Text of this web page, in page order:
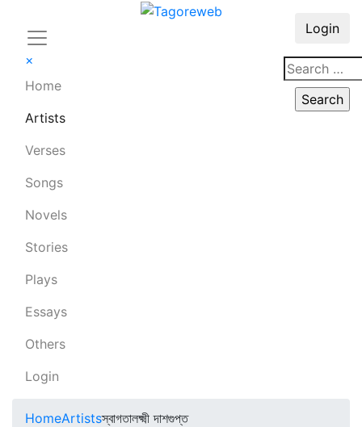
×
Home
Artists
Verses
Songs
Novels
Stories
Plays
Essays
Others
Login
Login
HomeArtistsস্বাগতালক্ষ্মী দাশগুপ্ত